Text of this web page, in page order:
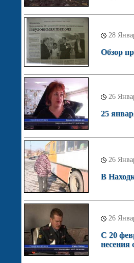
28
Обзор
26
25
26
В
26
С 20
несения